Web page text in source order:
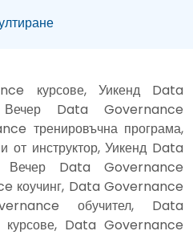
курсове, Уикенд Data
Вечер Data Governance
тренировъчна програма,
инструктор, Уикенд Data
Вечер Data Governance
коучинг, Data Governance
обучител, Data
курсове, Data Governance